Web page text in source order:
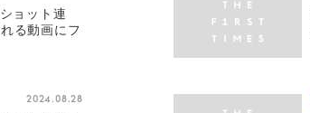
ョット連
る動画にフ
2024.08.28